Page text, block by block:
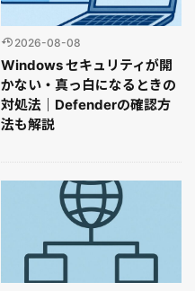
2026-08-08
Windows セキュリティが開
かない・真っ白になるときの
対処法｜Defenderの確認方
法も解説